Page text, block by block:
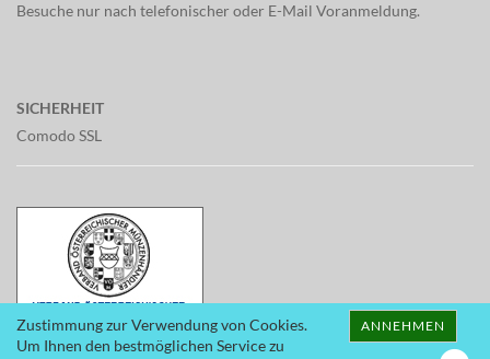
Zustimmung zur Verwendung von Cookies.
Um Ihnen den bestmöglichen Service zu
ANNEHMEN
Besuche nur nach telefonischer oder E-Mail Voranmeldung.
SICHERHEIT
Comodo SSL